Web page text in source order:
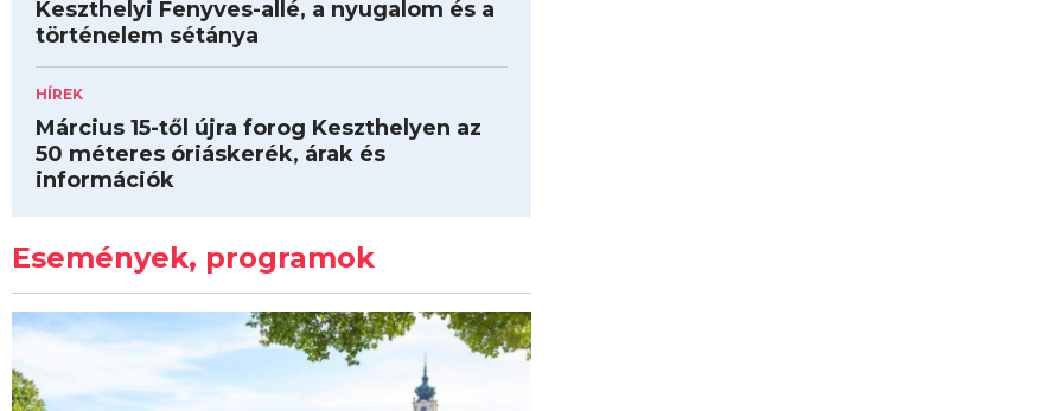
Keszthelyi Fenyves-allé, a nyugalom és a
történelem sétánya
HÍREK
Március 15-től újra forog Keszthelyen az
50 méteres óriáskerék, árak és
információk
Események, programok